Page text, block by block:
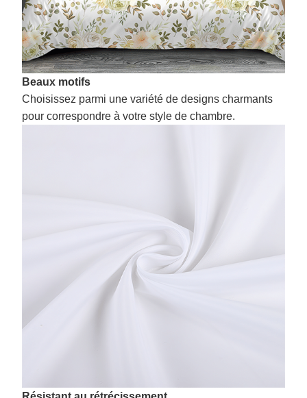
Beaux motifs
Choisissez parmi une variété de designs charmants
pour correspondre à votre style de chambre.